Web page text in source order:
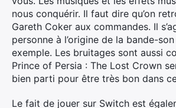
nous conquérir. Il faut dire qu’on
Gareth Coker aux commandes. Il
personne à l’origine de la bande-
exemple. Les bruitages sont aussi
Prince of Persia : The Lost Crown
bien parti pour être très bon dans
Le fait de jouer sur Switch est